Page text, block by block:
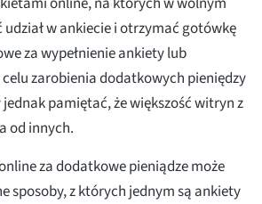
udział w ankiecie i otrzymać gotówkę
za wypełnienie ankiety lub
zarobienia dodatkowych pieniędzy
pamiętać, że większość witryn z
od innych.
za dodatkowe pieniądze może
sposoby, z których jednym są ankiety